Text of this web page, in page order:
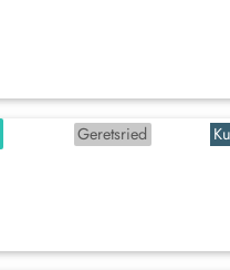
Geretsried